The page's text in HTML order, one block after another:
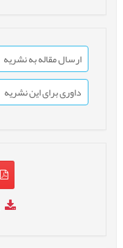
ارسال مقاله به نشریه
داوری برای این نشریه
PDF